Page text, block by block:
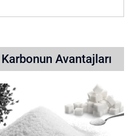
Avantajları